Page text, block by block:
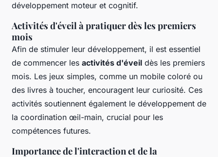
développement moteur et cognitif.
Activités d'éveil à pratiquer dès les premiers
mois
Afin de stimuler leur développement, il est essentiel
de commencer les activités d'éveil dès les premiers
mois. Les jeux simples, comme un mobile coloré ou
des livres à toucher, encouragent leur curiosité. Ces
activités soutiennent également le développement de
la coordination œil-main, crucial pour les
compétences futures.
Importance de l'interaction et de la